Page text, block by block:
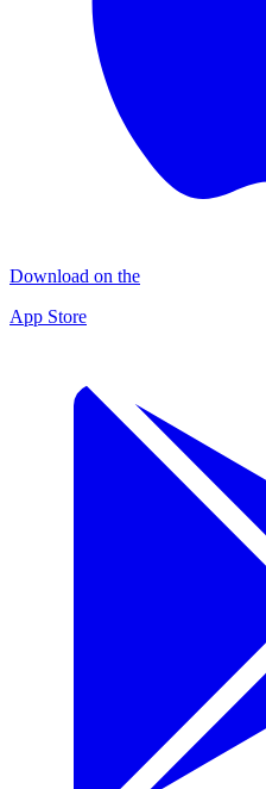
Download on the
App Store